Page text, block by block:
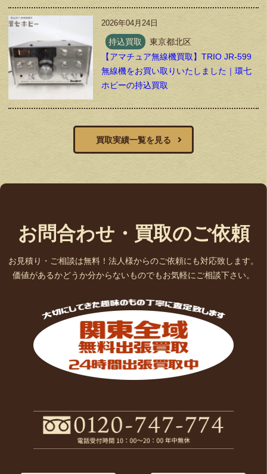
2026年04月24日
持込買取
東京都北区
【アマチュア無線機買取】TRIO JR-599
無線機をお買い取りいたしました｜環七
ホビーの持込買取
買取実績一覧を見る
お問合わせ・買取のご依頼
お見積り・ご相談は無料！法人様からのご依頼にも対応致します。
価値があるかどうか分からないものでもお気軽にご相談下さい。